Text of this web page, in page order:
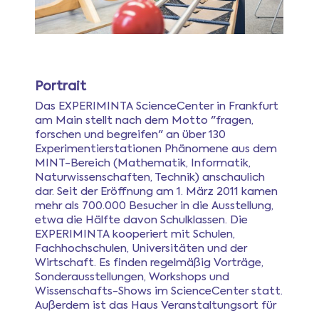
Portrait
Das EXPERIMINTA ScienceCenter in Frankfurt
am Main stellt nach dem Motto "fragen,
forschen und begreifen" an über 130
Experimentierstationen Phänomene aus dem
MINT-Bereich (Mathematik, Informatik,
Naturwissenschaften, Technik) anschaulich
dar. Seit der Eröffnung am 1. März 2011 kamen
mehr als 700.000 Besucher in die Ausstellung,
etwa die Hälfte davon Schulklassen. Die
EXPERIMINTA kooperiert mit Schulen,
Fachhochschulen, Universitäten und der
Wirtschaft. Es finden regelmäßig Vorträge,
Sonderausstellungen, Workshops und
Wissenschafts-Shows im ScienceCenter statt.
Außerdem ist das Haus Veranstaltungsort für